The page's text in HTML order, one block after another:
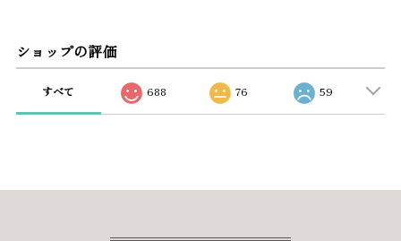
ショップの評価
すべて 688 76 59